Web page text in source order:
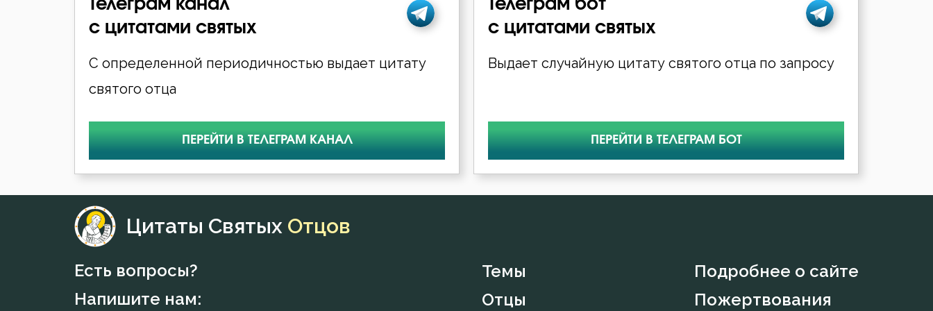
Телеграм канал
с цитатами святых
С определенной периодичностью выдает цитату
святого отца
ПЕРЕЙТИ В ТЕЛЕГРАМ КАНАЛ
Телеграм бот
с цитатами святых
Выдает случайную цитату святого отца по запросу
ПЕРЕЙТИ В ТЕЛЕГРАМ БОТ
Цитаты Святых Отцов
Есть вопросы?
Напишите нам:
Темы
Отцы
Подробнее о сайте
Пожертвования